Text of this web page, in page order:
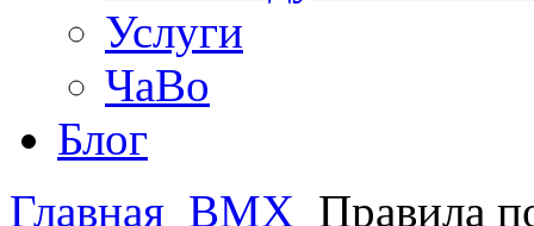
Услуги
ЧаВо
Блог
Главная ВМХ Правила